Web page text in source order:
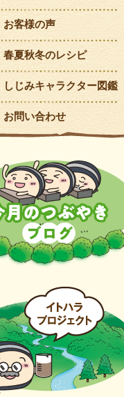
お客様の声
春夏秋冬のレシピ
しじみキャラクター図鑑
お問い合わせ